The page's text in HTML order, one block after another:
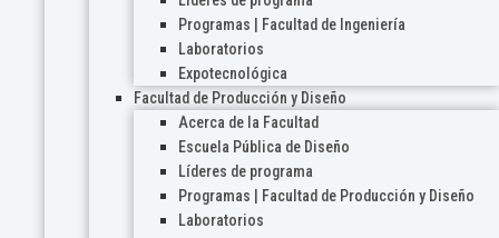
Programas | Facultad de Ingeniería
Laboratorios
Expotecnológica
Facultad de Producción y Diseño
Acerca de la Facultad
Escuela Pública de Diseño
Líderes de programa
Programas | Facultad de Producción y Diseño
Laboratorios